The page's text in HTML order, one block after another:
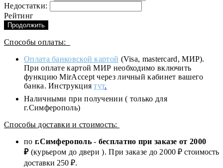
Недостатки:
Рейтинг
Продолжить
Способы оплаты:
Оплата банковской картой (Visa, mastercard, МИР).
При оплате картой МИР необходимо включить
функцию MirAccept через личный кабинет вашего
банка. Инструкциятут.
Наличными при получении ( только для
г.Симферополь)
Способы доставки и стоимость:
по г.Симферополь- бесплатно при заказе от 2000
₽(курьером до двери ). При заказе до 2000 ₽ стоимость
доставки 250 ₽.